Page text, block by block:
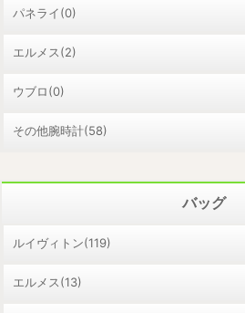
パネライ(0)
エルメス(2)
ウブロ(0)
その他腕時計(58)
バッグ
ルイヴィトン(119)
エルメス(13)